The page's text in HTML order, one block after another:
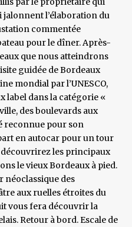
jalonnent l’élaboration du
commentée
pour le dîner. Après-
que nous atteindrons
guidée de Bordeaux
mondial par l’UNESCO,
label dans la catégorie «
des boulevards aux
reconnue pour son
en autocar pour un tour
les principaux
le vieux Bordeaux à pied.
néoclassique des
aux ruelles étroites du
vous fera découvrir la
Retour à bord. Escale de